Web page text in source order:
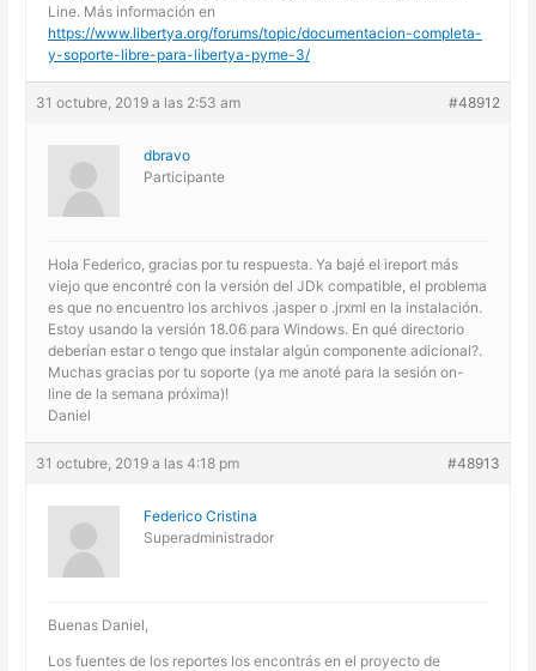
Line. Más información en
https://www.libertya.org/forums/topic/documentacion-completa-
y-soporte-libre-para-libertya-pyme-3/
31 octubre, 2019 a las 2:53 am #48912
dbravo
Participante
Hola Federico, gracias por tu respuesta. Ya bajé el ireport más
viejo que encontré con la versión del JDk compatible, el problema
es que no encuentro los archivos .jasper o .jrxml en la instalación.
Estoy usando la versión 18.06 para Windows. En qué directorio
deberían estar o tengo que instalar algún componente adicional?.
Muchas gracias por tu soporte (ya me anoté para la sesión on-
line de la semana próxima)!
Daniel
31 octubre, 2019 a las 4:18 pm #48913
Federico Cristina
Superadministrador
Buenas Daniel,
Los fuentes de los reportes los encontrás en el proyecto de